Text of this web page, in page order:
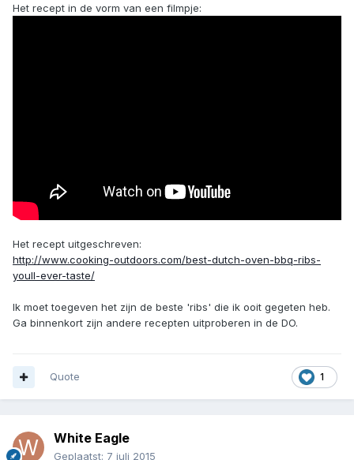
Het recept in de vorm van een filmpje:
Het recept uitgeschreven:
http://www.cooking-outdoors.com/best-dutch-oven-bbq-ribs-
youll-ever-taste/
Ik moet toegeven het zijn de beste 'ribs' die ik ooit gegeten heb.
Ga binnenkort zijn andere recepten uitproberen in de DO.
1
Quote
White Eagle
Geplaatst: 7 juli 2015